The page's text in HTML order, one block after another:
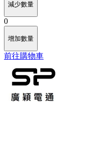
減少數量
0
增加數量
前往購物車